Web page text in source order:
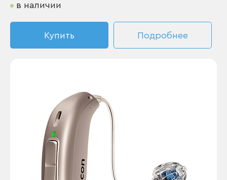
в наличии
Купить Подробнее